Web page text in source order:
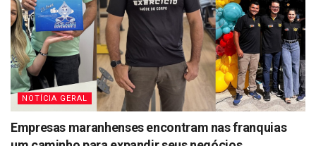
NOTÍCIA GERAL
Empresas maranhenses encontram nas franquias